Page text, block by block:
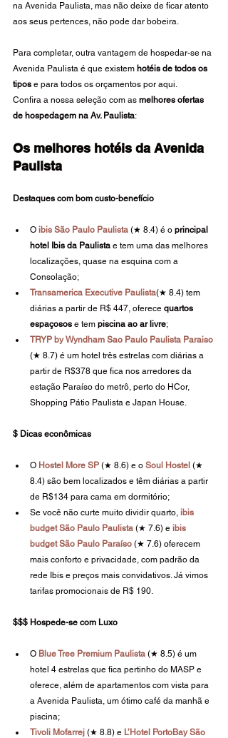
na Avenida Paulista, mas não deixe de ficar atento
aos seus pertences, não pode dar bobeira.
Para completar, outra vantagem de hospedar-se na
Avenida Paulista é que existem hotéis de todos os
tipos e para todos os orçamentos por aqui.
Confira a nossa seleção com as melhores ofertas
de hospedagem na Av. Paulista:
Os melhores hotéis da Avenida
Paulista
Destaques com bom custo-benefício
O ibis São Paulo Paulista (★ 8.4) é o principal
hotel Ibis da Paulista e tem uma das melhores
localizações, quase na esquina com a
Consolação;
Transamerica Executive Paulista(★ 8.4) tem
diárias a partir de R$ 447, oferece quartos
espaçosos e tem piscina ao ar livre;
TRYP by Wyndham Sao Paulo Paulista Paraiso
(★ 8.7) é um hotel três estrelas com diárias a
partir de R$378 que fica nos arredores da
estação Paraíso do metrô, perto do HCor,
Shopping Pátio Paulista e Japan House.
$ Dicas econômicas
O Hostel More SP (★ 8.6) e o Soul Hostel (★
8.4) são bem localizados e têm diárias a partir
de R$134 para cama em dormitório;
Se você não curte muito dividir quarto, ibis
budget São Paulo Paulista (★ 7.6) e ibis
budget São Paulo Paraíso (★ 7.6) oferecem
mais conforto e privacidade, com padrão da
rede Ibis e preços mais convidativos. Já vimos
tarifas promocionais de R$ 190.
$$$ Hospede-se com Luxo
O Blue Tree Premium Paulista (★ 8.5) é um
hotel 4 estrelas que fica pertinho do MASP e
oferece, além de apartamentos com vista para
a Avenida Paulista, um ótimo café da manhã e
piscina;
Tivoli Mofarrej (★ 8.8) e L’Hotel PortoBay São